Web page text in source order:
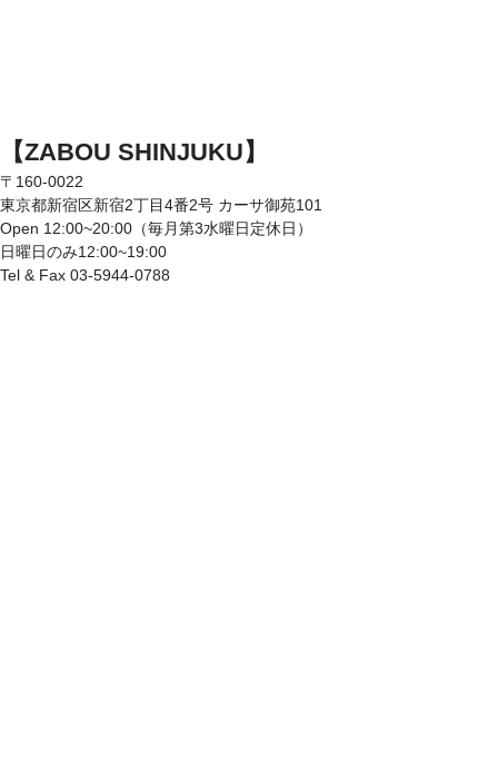
【ZABOU SHINJUKU】
〒160-0022
東京都新宿区新宿2丁目4番2号 カーサ御苑101
Open 12:00~20:00（毎月第3水曜日定休日）
日曜日のみ12:00~19:00
Tel & Fax 03-5944-0788